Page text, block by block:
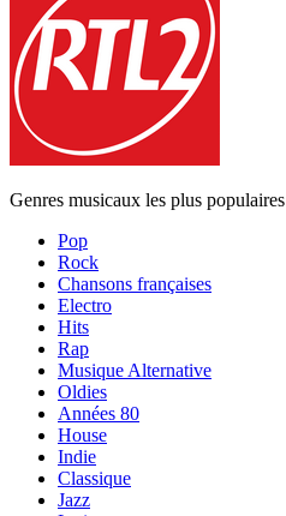
Genres musicaux les plus populaires
Pop
Rock
Chansons françaises
Electro
Hits
Rap
Musique Alternative
Oldies
Années 80
House
Indie
Classique
Jazz